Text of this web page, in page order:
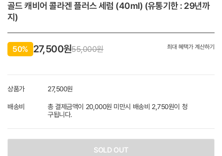
골드 캐비어 콜라겐 플러스 세럼 (40ml) (유통기한 : 29년까
지)
최대 혜택가 계산하기
50% 27,500원55,000원
상품가 27,500원
배송비
총 결제금액이 20,000원 미만시 배송비 2,750원이 청
구됩니다.
SOLD OUT